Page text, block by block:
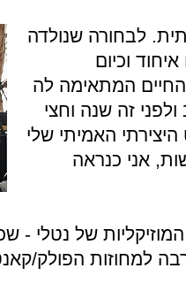
אמיתית. לבחורה שנולדה
וכיום
המתאימה לה
זה שנה וחצי
האמיתי שלי
אני כנראה
של נטלי -
למחוזות הפולק/